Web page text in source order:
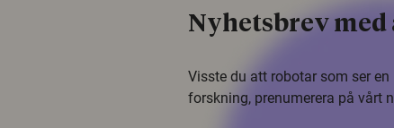
Nyhetsbrev
Visste du att robotar som ser
forskning, prenumerera på vårt